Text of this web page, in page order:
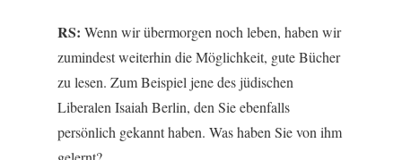
RS: Wenn wir übermorgen noch leben, haben wir
zumindest weiterhin die Möglichkeit, gute Bücher
zu lesen. Zum Beispiel jene des jüdischen
Liberalen Isaiah Berlin, den Sie ebenfalls
persönlich gekannt haben. Was haben Sie von ihm